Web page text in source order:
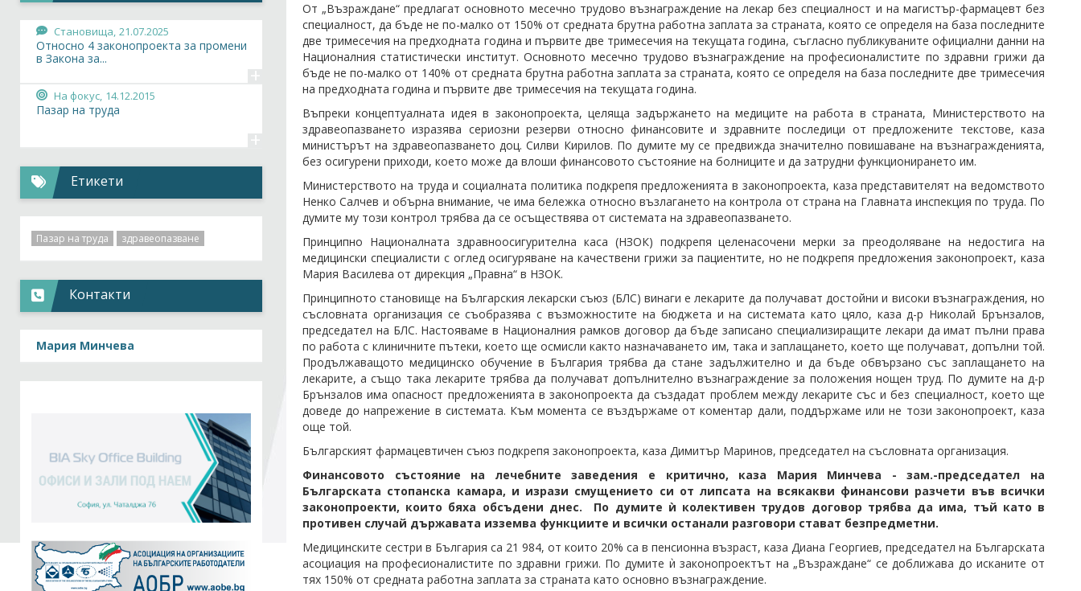
От „Възраждане“ предлагат основното месечно трудово възнаграждение на лекар без специалност и на магистър-фармацевт без
специалност, да бъде не по-малко от 150% от средната брутна работна заплата за страната, която се определя на база последните
две тримесечия на предходната година и първите две тримесечия на текущата година, съгласно публикуваните официални данни на
Националния статистически институт. Основното месечно трудово възнаграждение на професионалистите по здравни грижи да
бъде не по-малко от 140% от средната брутна работна заплата за страната, която се определя на база последните две тримесечия
на предходната година и първите две тримесечия на текущата година.
Въпреки концептуалната идея в законопроекта, целяща задържането на медиците на работа в страната, Министерството на
здравеопазването изразява сериозни резерви относно финансовите и здравните последици от предложените текстове, каза
министърът на здравеопазването доц. Силви Кирилов. По думите му се предвижда значително повишаване на възнагражденията,
без осигурени приходи, което може да влоши финансовото състояние на болниците и да затрудни функционирането им.
Министерството на труда и социалната политика подкрепя предложенията в законопроекта, каза представителят на ведомството
Ненко Салчев и обърна внимание, че има бележка относно възлагането на контрола от страна на Главната инспекция по труда. По
думите му този контрол трябва да се осъществява от системата на здравеопазването.
Принципно Националната здравноосигурителна каса (НЗОК) подкрепя целенасочени мерки за преодоляване на недостига на
медицински специалисти с оглед осигуряване на качествени грижи за пациентите, но не подкрепя предложения законопроект, каза
Мария Василева от дирекция „Правна“ в НЗОК.
Принципното становище на Българския лекарски съюз (БЛС) винаги е лекарите да получават достойни и високи възнаграждения, но
съсловната организация се съобразява с възможностите на бюджета и на системата като цяло, каза д-р Николай Брънзалов,
председател на БЛС. Настояваме в Националния рамков договор да бъде записано специализиращите лекари да имат пълни права
по работа с клиничните пътеки, което ще осмисли както назначаването им, така и заплащането, което ще получават, допълни той.
Продължаващото медицинско обучение в България трябва да стане задължително и да бъде обвързано със заплащането на
лекарите, а също така лекарите трябва да получават допълнително възнаграждение за положения нощен труд. По думите на д-р
Брънзалов има опасност предложенията в законопроекта да създадат проблем между лекарите със и без специалност, което ще
доведе до напрежение в системата. Към момента се въздържаме от коментар дали, поддържаме или не този законопроект, каза
още той.
Българският фармацевтичен съюз подкрепя законопроекта, каза Димитър Маринов, председател на съсловната организация.
Финансовото състояние на лечебните заведения е критично, каза Мария Минчева - зам.-председател на
Българската стопанска камара, и изрази смущението си от липсата на всякакви финансови разчети във всички
законопроекти, които бяха обсъдени днес. По думите ѝ колективен трудов договор трябва да има, тъй като в
противен случай държавата изземва функциите и всички останали разговори стават безпредметни.
Медицинските сестри в България са 21 984, от които 20% са в пенсионна възраст, каза Диана Георгиев, председател на Българската
асоциация на професионалистите по здравни грижи. По думите ѝ законопроектът на „Възраждане“ се доближава до исканите от
тях 150% от средната работна заплата за страната като основно възнаграждение.
Становища, 21.07.2025
Относно 4 законопроекта за промени
в Закона за...
+
На фокус, 14.12.2015
Пазар на труда
+
Етикети
Пазар на труда здравеопазване
Контакти
Мария Минчева